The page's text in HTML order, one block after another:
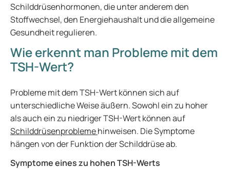
Schilddrüsenhormonen, die unter anderem den
Stoffwechsel, den Energiehaushalt und die allgemeine
Gesundheit regulieren.
Wie erkennt man Probleme mit dem
TSH-Wert?
Probleme mit dem TSH-Wert können sich auf
unterschiedliche Weise äußern. Sowohl ein zu hoher
als auch ein zu niedriger TSH-Wert können auf
Schilddrüsenproblemehinweisen. Die Symptome
hängen von der Funktion der Schilddrüse ab.
Symptome eines zu hohen TSH-Werts